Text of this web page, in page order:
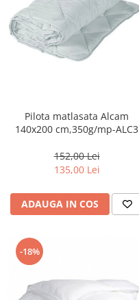
Pilota matlasata Alcam
140x200 cm,350g/mp-ALC3
152,00 Lei
135,00 Lei
ADAUGA IN COS
-18%